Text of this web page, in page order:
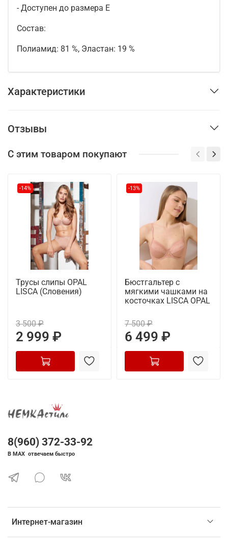
- Доступен до размера E
Состав:
Полиамид: 81 %, Эластан: 19 %
Характеристики
Отзывы
С этим товаром покупают
-14%
Трусы слипы OPAL
LISCA (Словения)
3 500 ₽
2 999 ₽
-13%
Бюстгальтер с
мягкими чашками на
косточках LISCA OPAL
7 500 ₽
6 499 ₽
Интернет-магазин
8(960) 372-33-92
В MAX отвечаем быстро